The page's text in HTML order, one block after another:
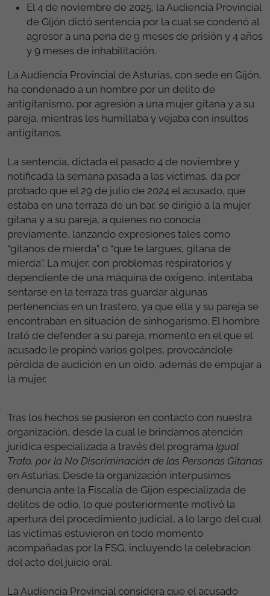
El 4 de noviembre de 2025, la Audiencia Provincial
de Gijón dictó sentencia por la cual se condenó al
agresor a una pena de 9 meses de prisión y 4 años
y 9 meses de inhabilitación.
La Audiencia Provincial de Asturias, con sede en Gijón,
ha condenado a un hombre por un delito de
antigitanismo, por agresión a una mujer gitana y a su
pareja, mientras les humillaba y vejaba con insultos
antigitanos.
La sentencia, dictada el pasado 4 de noviembre y
notificada la semana pasada a las víctimas, da por
probado que el 29 de julio de 2024 el acusado, que
estaba en una terraza de un bar, se dirigió a la mujer
gitana y a su pareja, a quienes no conocía
previamente, lanzando expresiones tales como
“gitanos de mierda” o “que te largues, gitana de
mierda”. La mujer, con problemas respiratorios y
dependiente de una máquina de oxígeno, intentaba
sentarse en la terraza tras guardar algunas
pertenencias en un trastero, ya que ella y su pareja se
encontraban en situación de sinhogarismo. El hombre
trató de defender a su pareja, momento en el que el
acusado le propinó varios golpes, provocándole
pérdida de audición en un oído, además de empujar a
la mujer.
Tras los hechos se pusieron en contacto con nuestra
organización, desde la cual le brindamos atención
jurídica especializada a través del programa Igual
Trato, por la No Discriminación de las Personas Gitanas
en Asturias. Desde la organización interpusimos
denuncia ante la Fiscalía de Gijón especializada de
delitos de odio, lo que posteriormente motivó la
apertura del procedimiento judicial, a lo largo del cual
las víctimas estuvieron en todo momento
acompañadas por la FSG, incluyendo la celebración
del acto del juicio oral.
La Audiencia Provincial considera que el acusado